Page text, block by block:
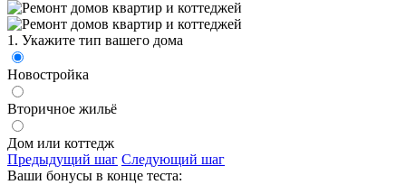
1. Укажите тип вашего дома
Новостройка
Вторичное жильё
Дом или коттедж
Предыдущий шаг Следующий шаг
Ваши бонусы в конце теста: